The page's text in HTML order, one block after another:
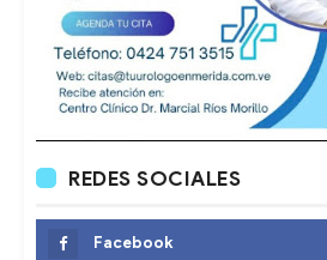
REDES SOCIALES
Facebook